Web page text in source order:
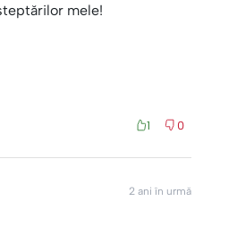
mele!
1 0
2 ani în urmă